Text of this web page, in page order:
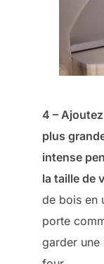
4 –
plus
intense
la taille de
de bois en
porte
garder une